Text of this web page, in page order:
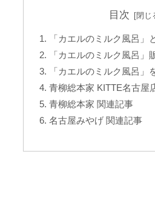
目次
「カエルのミルク風呂」
「カエルのミルク風呂」
「カエルのミルク風呂」
青柳総本家 KITTE名古屋
青柳総本家 関連記事
名古屋みやげ 関連記事